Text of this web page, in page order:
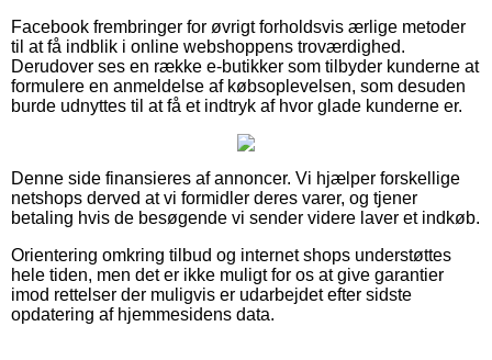
Facebook frembringer for øvrigt forholdsvis ærlige metoder
til at få indblik i online webshoppens troværdighed.
Derudover ses en række e-butikker som tilbyder kunderne at
formulere en anmeldelse af købsoplevelsen, som desuden
burde udnyttes til at få et indtryk af hvor glade kunderne er.
Denne side finansieres af annoncer. Vi hjælper forskellige
netshops derved at vi formidler deres varer, og tjener
betaling hvis de besøgende vi sender videre laver et indkøb.
Orientering omkring tilbud og internet shops understøttes
hele tiden, men det er ikke muligt for os at give garantier
imod rettelser der muligvis er udarbejdet efter sidste
opdatering af hjemmesidens data.